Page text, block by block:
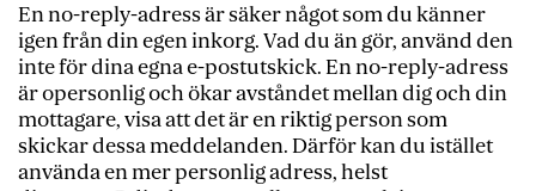
En no-reply-adress är säker något som du känner
igen från din egen inkorg. Vad du än gör, använd den
inte för dina egna e-postutskick. En no-reply-adress
är opersonlig och ökar avståndet mellan dig och din
mottagare, visa att det är en riktig person som
skickar dessa meddelanden. Därför kan du istället
använda en mer personlig adress, helst